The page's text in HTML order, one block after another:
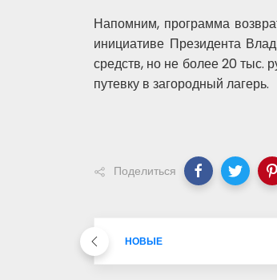
Напомним, программа
инициативе Президента
средств, но не более 20 тыс.
путевку в загородный лагерь.
Поделиться
НОВЫЕ